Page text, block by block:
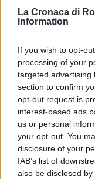
La Cronaca di
Information
If you wish to opt-
processing of your
targeted advertising
section to confirm
opt-out request is
interest-based ads
us or personal
your opt-out. You
disclosure of your
IAB’s list of
also be disclosed
aggiunge poi
l’omicidio. “Non
frequentavano. E
Tanto che
querelato”
POTREBBE
è